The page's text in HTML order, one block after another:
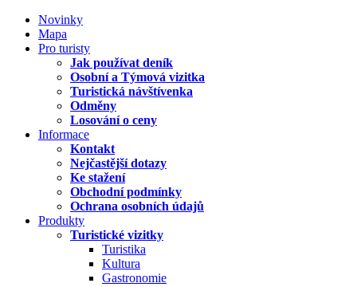
Novinky
Mapa
Pro turisty
Jak používat deník
Osobní a Týmová vizitka
Turistická návštívenka
Odměny
Losování o ceny
Informace
Kontakt
Nejčastější dotazy
Ke stažení
Obchodní podmínky
Ochrana osobních údajů
Produkty
Turistické vizitky
Turistika
Kultura
Gastronomie